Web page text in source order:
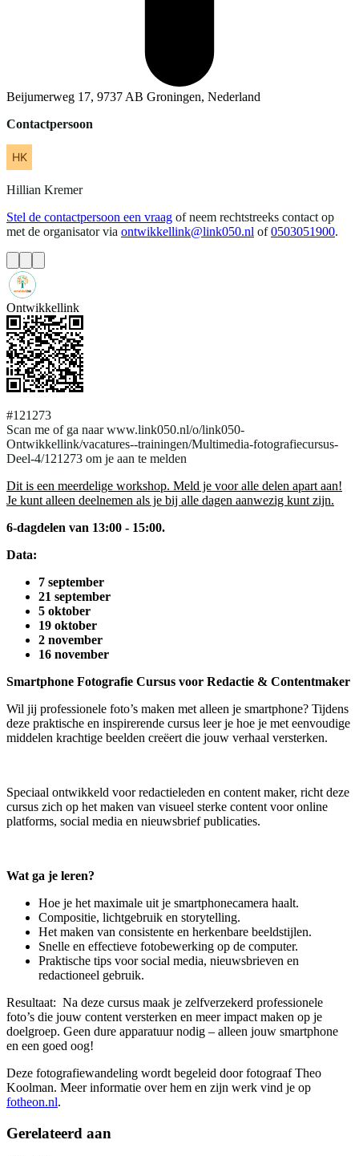
Beijumerweg 17, 9737 AB Groningen, Nederland
Contactpersoon
Hillian Kremer
Stel de contactpersoon een vraag of neem rechtstreeks contact op
met de organisator via ontwikkellink@link050.nl of 0503051900.
Ontwikkellink
#121273
Scan me of ga naar www.link050.nl/o/link050-
Ontwikkellink/vacatures--trainingen/Multimedia-fotografiecursus-
Deel-4/121273 om je aan te melden
Dit is een meerdelige workshop. Meld je voor alle delen apart aan!
Je kunt alleen deelnemen als je bij alle dagen aanwezig kunt zijn.
6-dagdelen van 13:00 - 15:00.
Data:
7 september
21 september
5 oktober
19 oktober
2 november
16 november
Smartphone Fotografie Cursus voor Redactie & Contentmaker
Wil jij professionele foto’s maken met alleen je smartphone? Tijdens
deze praktische en inspirerende cursus leer je hoe je met eenvoudige
middelen krachtige beelden creëert die jouw verhaal versterken.
Speciaal ontwikkeld voor redactieleden en content maker, richt deze
cursus zich op het maken van visueel sterke content voor online
platforms, social media en nieuwsbrief publicaties.
Wat ga je leren?
Hoe je het maximale uit je smartphonecamera haalt.
Compositie, lichtgebruik en storytelling.
Het maken van consistente en herkenbare beeldstijlen.
Snelle en effectieve fotobewerking op de computer.
Praktische tips voor social media, nieuwsbrieven en
redactioneel gebruik.
Resultaat: Na deze cursus maak je zelfverzekerd professionele
foto’s die jouw content versterken en meer impact maken op je
doelgroep. Geen dure apparatuur nodig – alleen jouw smartphone
en een goed oog!
Deze fotografiewandeling wordt begeleid door fotograaf Theo
Koolman. Meer informatie over hem en zijn werk vind je op
fotheon.nl.
Gerelateerd aan